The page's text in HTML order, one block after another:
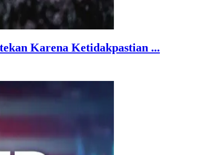
Karena Ketidakpastian ...